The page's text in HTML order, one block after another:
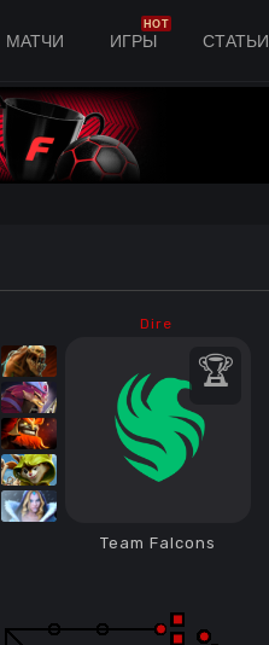
МАТЧИ ИГРЫ
HOT
СТАТЬИ
Dire
Team Falcons